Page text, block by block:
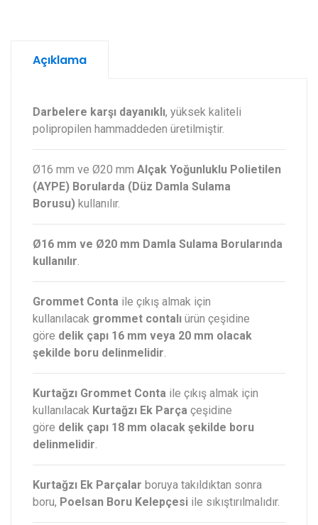
Açıklama
Darbelere karşı dayanıklı, yüksek kaliteli
polipropilen hammaddeden üretilmiştir.
Ø16 mm ve Ø20 mm Alçak Yoğunluklu Polietilen
(AYPE) Borularda (Düz Damla Sulama
Borusu) kullanılır.
Ø16 mm ve Ø20 mm Damla Sulama Borularında
kullanılır.
Grommet Conta ile çıkış almak için
kullanılacak grommet contalı ürün çeşidine
göre delik çapı 16 mm veya 20 mm olacak
şekilde boru delinmelidir.
Kurtağzı Grommet Conta ile çıkış almak için
kullanılacak Kurtağzı Ek Parça çeşidine
göre delik çapı 18 mm olacak şekilde boru
delinmelidir.
Kurtağzı Ek Parçalar boruya takıldıktan sonra
boru, Poelsan Boru Kelepçesi ile sıkıştırılmalıdır.